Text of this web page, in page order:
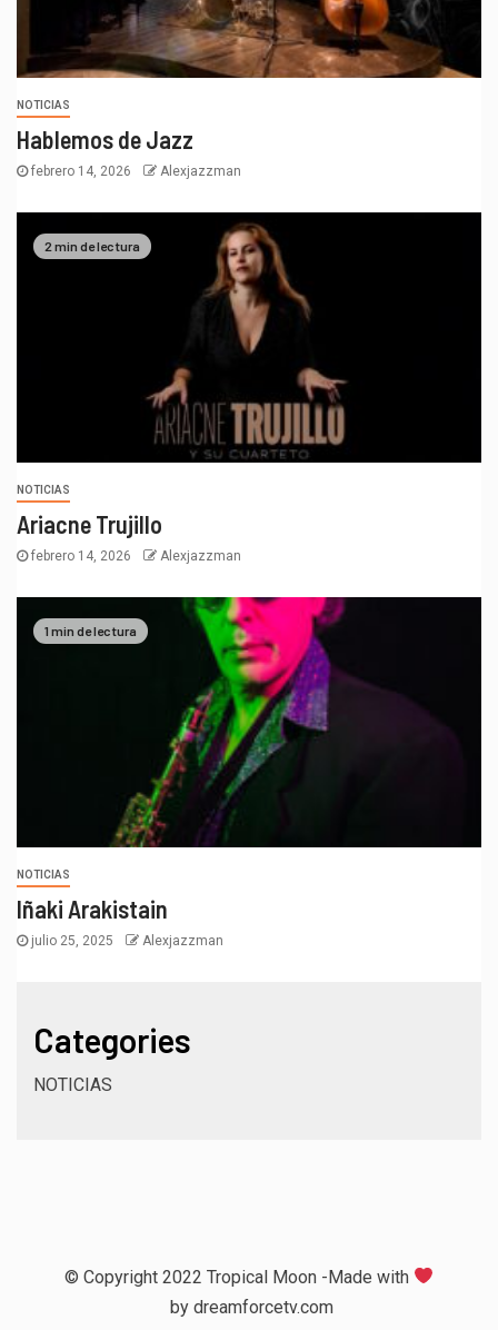
NOTICIAS
Hablemos de Jazz
febrero 14, 2026 Alexjazzman
2 min de lectura
NOTICIAS
Ariacne Trujillo
febrero 14, 2026 Alexjazzman
1 min de lectura
NOTICIAS
Iñaki Arakistain
julio 25, 2025 Alexjazzman
Categories
NOTICIAS
© Copyright 2022 Tropical Moon -Made with
by dreamforcetv.com